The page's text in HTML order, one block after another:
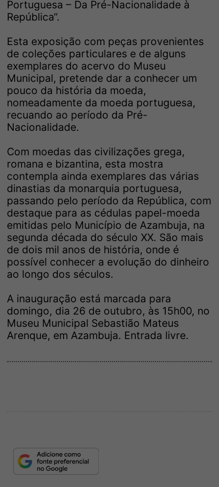
Portuguesa – Da Pré-Nacionalidade à
República“.
Esta exposição com peças provenientes
de coleções particulares e de alguns
exemplares do acervo do Museu
Municipal, pretende dar a conhecer um
pouco da história da moeda,
nomeadamente da moeda portuguesa,
recuando ao período da Pré-
Nacionalidade.
Com moedas das civilizações grega,
romana e bizantina, esta mostra
contempla ainda exemplares das várias
dinastias da monarquia portuguesa,
passando pelo período da República, com
destaque para as cédulas papel-moeda
emitidas pelo Município de Azambuja, na
segunda década do século XX. São mais
de dois mil anos de história, onde é
possível conhecer a evolução do dinheiro
ao longo dos séculos.
A inauguração está marcada para
domingo, dia 26 de outubro, às 15h00, no
Museu Municipal Sebastião Mateus
Arenque, em Azambuja. Entrada livre.